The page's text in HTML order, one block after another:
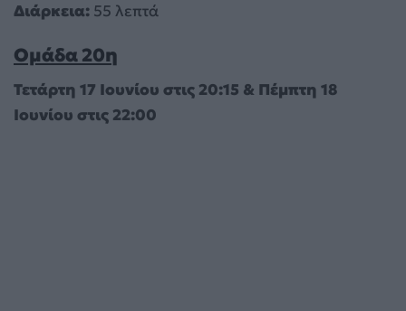
Διάρκεια: 55 λεπτά
Ομάδα 20η
Τετάρτη 17 Ιουνίου στις 20:15 & Πέμπτη 18
Ιουνίου στις 22:00